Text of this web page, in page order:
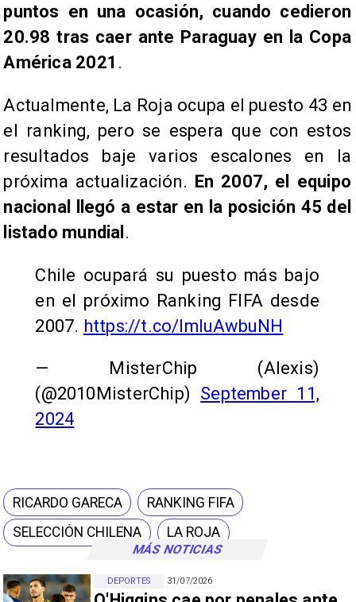
MÁS NOTICIAS
31/07/2026
DEPORTES
puntos en una ocasión, cuando cedieron
20.98 tras caer ante Paraguay en la Copa
América 2021 .
Actualmente, La Roja ocupa el puesto 43 en
el ranking, pero se espera que con estos
resultados baje varios escalones en la
próxima actualización. En 2007, el equipo
nacional llegó a estar en la posición 45 del
listado mundial .
Chile ocupará su puesto más bajo
en el próximo Ranking FIFA desde
2007. https://t.co/lmluAwbuNH
— MisterChip (Alexis)
(@2010MisterChip) September 11,
2024
RICARDO GARECA
RANKING FIFA
SELECCIÓN CHILENA
LA ROJA